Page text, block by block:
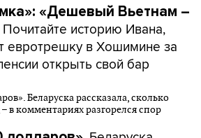
«Дешевый Вьетнам –
Почитайте историю Ивана,
евротрешку в Хошимине за
открыть свой бар